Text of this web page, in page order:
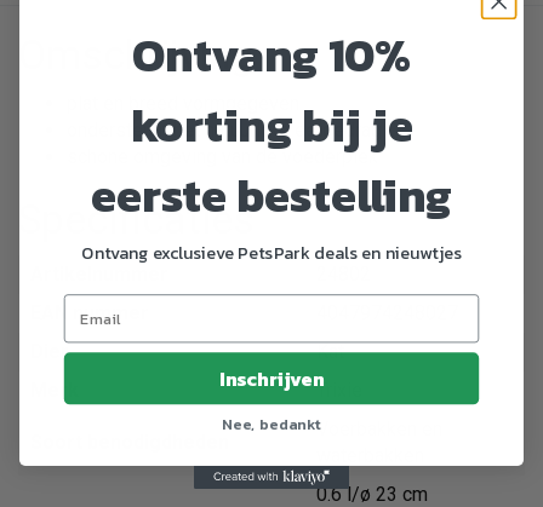
Omschrijving
ondersteunt het natuurlijke eetgedrag
schone omgeving van de voederplek
Specificaties
EAN nummer
Dier
Kat
Trixie
Voerbakken en
0.6 l/ø 23 cm
Ontvang 10%
korting bij je
eerste bestelling
Ontvang exclusieve PetsPark deals en nieuwtjes
Inschrijven
Nee, bedankt